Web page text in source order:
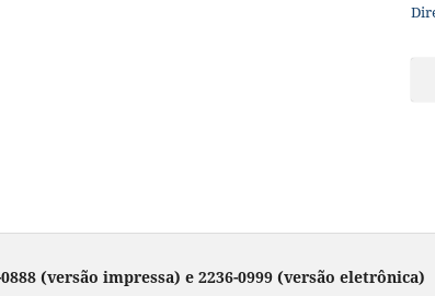
(versão impressa) e 2236-0999 (versão eletrônica)